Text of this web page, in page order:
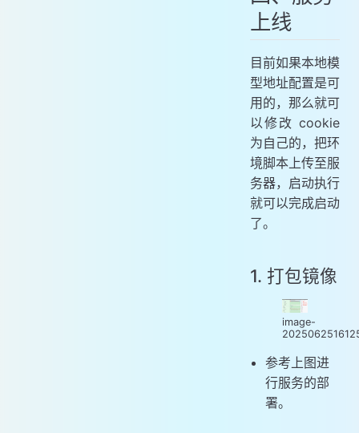
上线
目前如果本地模
型地址配置是可
用的，那么就可
以修改 cookie
为自己的，把环
境脚本上传至服
务器，启动执行
就可以完成启动
了。
1. 打包镜像
image-
参考上图进
行服务的部
署。